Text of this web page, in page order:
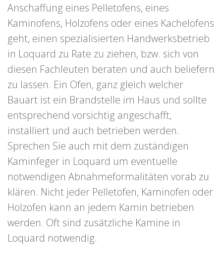
Anschaffung eines Pelletofens, eines
Kaminofens, Holzofens oder eines Kachelofens
geht, einen spezialisierten Handwerksbetrieb
in Loquard zu Rate zu ziehen, bzw. sich von
diesen Fachleuten beraten und auch beliefern
zu lassen. Ein Ofen, ganz gleich welcher
Bauart ist ein Brandstelle im Haus und sollte
entsprechend vorsichtig angeschafft,
installiert und auch betrieben werden.
Sprechen Sie auch mit dem zuständigen
Kaminfeger in Loquard um eventuelle
notwendigen Abnahmeformalitäten vorab zu
klären. Nicht jeder Pelletofen, Kaminofen oder
Holzofen kann an jedem Kamin betrieben
werden. Oft sind zusätzliche Kamine in
Loquard notwendig.